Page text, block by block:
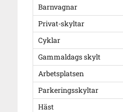
Barnvagnar
Privat-skyltar
Cyklar
Gammaldags skylt
Arbetsplatsen
Parkeringsskyltar
Häst